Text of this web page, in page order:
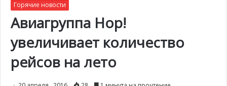
Горячие новости
Авиагруппа Hop!
увеличивает количество
рейсов на лето